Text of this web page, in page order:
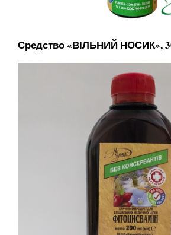
Средство «ВІЛЬНИЙ НОСИК»,